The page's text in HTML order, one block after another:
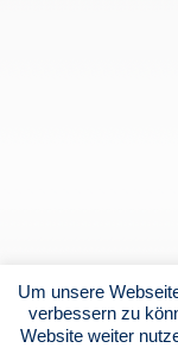
Um unsere
verbessern zu
Website weiter